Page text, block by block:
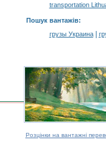
transportation
Пошук вантажів:
грузы Украина|
Розцінки на вантажні